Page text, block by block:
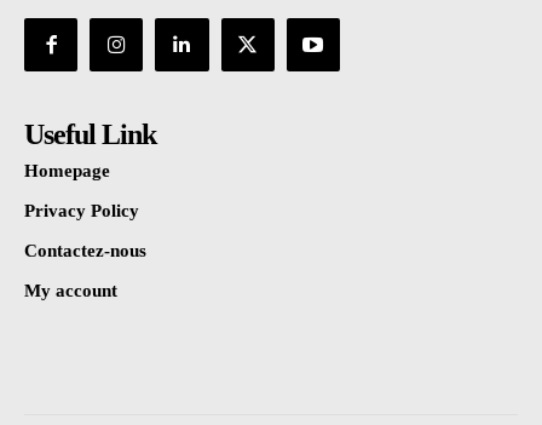
Useful Link
Homepage
Privacy Policy
Contactez-nous
My account